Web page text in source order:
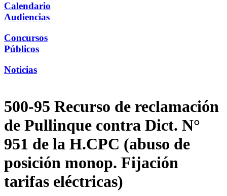
Calendario
Audiencias
Concursos
Públicos
Noticias
500-95 Recurso de reclamación
de Pullinque contra Dict. N°
951 de la H.CPC (abuso de
posición monop. Fijación
tarifas eléctricas)